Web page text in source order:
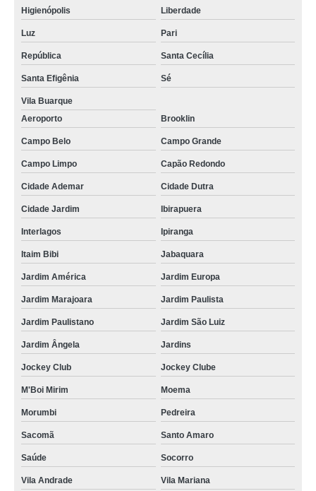
Higienópolis Liberdade
Luz Pari
República Santa Cecília
Santa Efigênia Sé
Vila Buarque
Aeroporto
Brooklin
Campo Belo Campo Grande
Campo Limpo Capão Redondo
Cidade Ademar Cidade Dutra
Cidade Jardim Ibirapuera
Interlagos Ipiranga
Itaim Bibi Jabaquara
Jardim América Jardim Europa
Jardim Marajoara Jardim Paulista
Jardim Paulistano Jardim São Luiz
Jardim Ângela Jardins
Jockey Club Jockey Clube
M'Boi Mirim Moema
Morumbi Pedreira
Sacomã Santo Amaro
Saúde Socorro
Vila Andrade Vila Mariana